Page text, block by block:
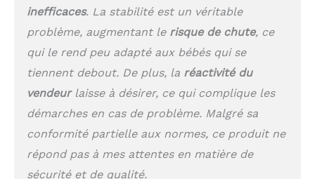
quel espace de votre
Conçu avec des
articulations protégées
et des matériaux sans
la norme européenne
EN 71 pour garantir une
protection maximale à
votre enfant.
inefficaces. La stabilité est un véritable
problème, augmentant le risque de chute, ce
qui le rend peu adapté aux bébés qui se
tiennent debout. De plus, la réactivité du
vendeurlaisse à désirer, ce qui complique les
démarches en cas de problème. Malgré sa
conformité partielle aux normes, ce produit ne
répond pas à mes attentes en matière de
sécurité et de qualité.